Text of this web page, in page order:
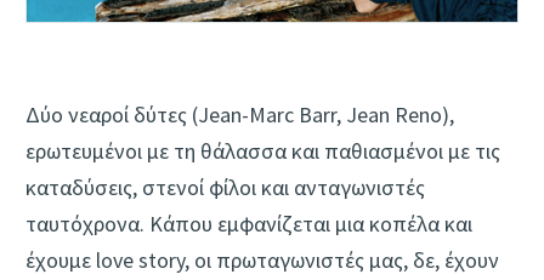
Δύο νεαροί δύτες (Jean-Marc Barr, Jean Reno),
ερωτευμένοι με τη θάλασσα και παθιασμένοι με τις
καταδύσεις, στενοί φίλοι και ανταγωνιστές
ταυτόχρονα. Κάπου εμφανίζεται μια κοπέλα και
έχουμε love story, οι πρωταγωνιστές μας, δε, έχουν